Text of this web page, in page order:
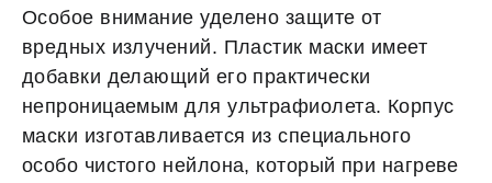
Особое внимание уделено защите от
вредных излучений. Пластик маски имеет
добавки делающий его практически
непроницаемым для ультрафиолета. Корпус
маски изготавливается из специального
особо чистого нейлона, который при нагреве